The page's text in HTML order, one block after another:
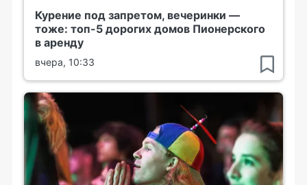
Курение под запретом, вечеринки —
тоже: топ-5 дорогих домов Пионерского
в аренду
вчера, 10:33